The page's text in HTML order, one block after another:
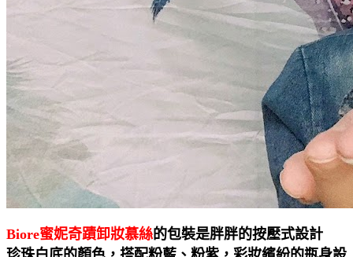
Biore蜜妮奇蹟卸妝慕絲的包裝是胖胖的按壓式設計